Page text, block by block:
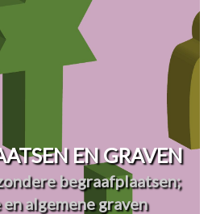
EN GRAVEN
begraafplaatsen;
algemene graven